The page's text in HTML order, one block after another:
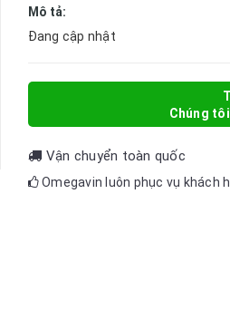
Mô tả:
Đang cập nhật
Chúng
Vận chuyển toàn quốc
Omegavin luôn phục vụ khách